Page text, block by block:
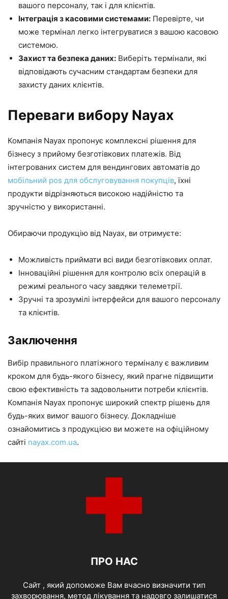
вашого персоналу, так і для клієнтів.
Інтеграція з касовими системами: Перевірте, чи
може термінал легко інтегруватися з вашою касовою
системою.
Захист та безпека даних: Виберіть термінали, які
відповідають сучасним стандартам безпеки для
захисту даних клієнтів.
Переваги вибору Nayax
Компанія Nayax пропонує комплексні рішення для
бізнесу з прийому безготівкових платежів. Від
інтегрованих систем для вендингових автоматів до
мобільний pos для обслуговування покупців, їхні
продукти відрізняються високою надійністю та
зручністю у використанні.
Обираючи продукцію від Nayax, ви отримуєте:
Можливість приймати всі види безготівкових оплат.
Інноваційні рішення для контролю всіх операцій в
режимі реального часу завдяки телеметрії.
Зручні та зрозумілі інтерфейси для вашого персоналу
та клієнтів.
Заключення
Вибір правильного платіжного терміналу є важливим
кроком для будь-якого бізнесу, який прагне підвищити
свою ефективність та задовольнити потреби клієнтів.
Компанія Nayax пропонує широкий спектр рішень для
будь-яких вимог вашого бізнесу. Докладніше
ознайомитись з продукцією ви можете на офіційному
сайті nayax.com.ua.
ПРО НАС
Cайт , який допоможе Вам вчасно визначити тип
захворювання, метод лікування та надовго залишатися